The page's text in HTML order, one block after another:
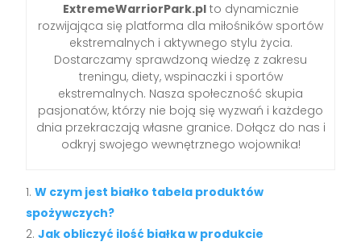
ExtremeWarriorPark.plto dynamicznie
rozwijająca się platforma dla miłośników sportów
ekstremalnych i aktywnego stylu życia.
Dostarczamy sprawdzoną wiedzę z zakresu
treningu, diety, wspinaczki i sportów
ekstremalnych. Nasza społeczność skupia
pasjonatów, którzy nie boją się wyzwań i każdego
dnia przekraczają własne granice. Dołącz do nas i
odkryj swojego wewnętrznego wojownika!
W czym jest białko tabela produktów
spożywczych?
Jak obliczyć ilość białka w produkcie